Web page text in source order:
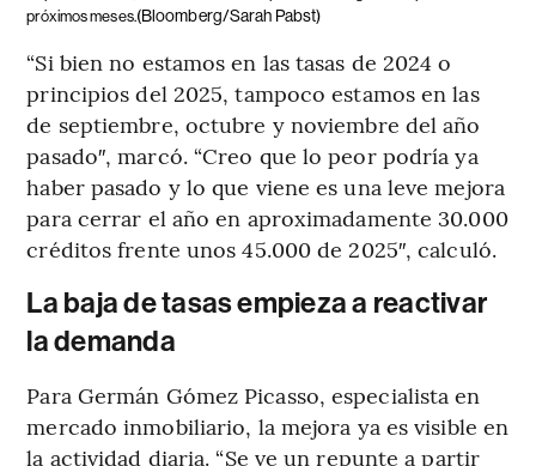
próximos meses.(Bloomberg/Sarah Pabst)
“Si bien no estamos en las tasas de 2024 o
principios del 2025, tampoco estamos en las
de septiembre, octubre y noviembre del año
pasado″, marcó. “Creo que lo peor podría ya
haber pasado y lo que viene es una leve mejora
para cerrar el año en aproximadamente 30.000
créditos frente unos 45.000 de 2025″, calculó.
La baja de tasas empieza a reactivar
la demanda
Para Germán Gómez Picasso, especialista en
mercado inmobiliario, la mejora ya es visible en
la actividad diaria. “Se ve un repunte a partir